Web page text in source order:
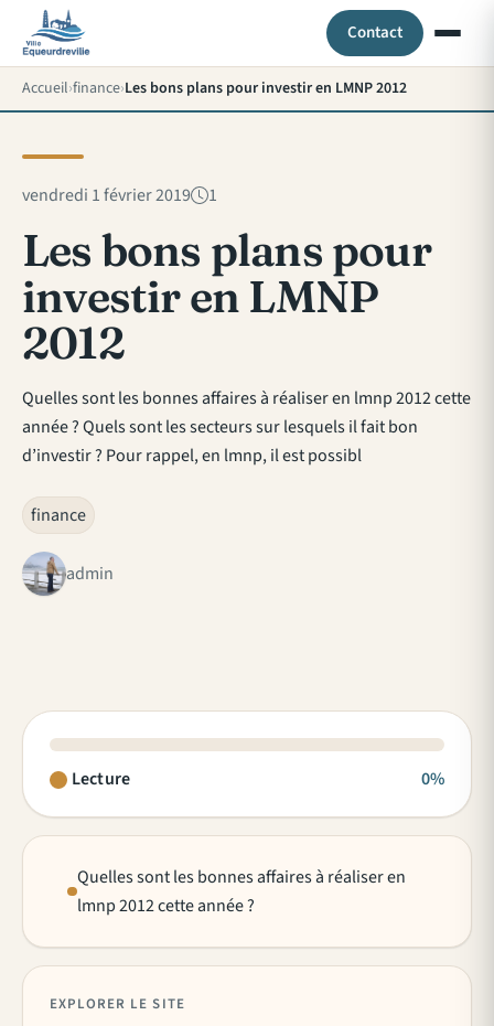
Contact
Accueil finance Les bons plans pour investir en LMNP 2012
vendredi 1 février 2019 1
Les bons plans pour
investir en LMNP
2012
Quelles sont les bonnes affaires à réaliser en lmnp 2012 cette
année ? Quels sont les secteurs sur lesquels il fait bon
d’investir ? Pour rappel, en lmnp, il est possibl
finance
admin
Lecture 0%
Quelles sont les bonnes affaires à réaliser en
lmnp 2012 cette année ?
EXPLORER LE SITE